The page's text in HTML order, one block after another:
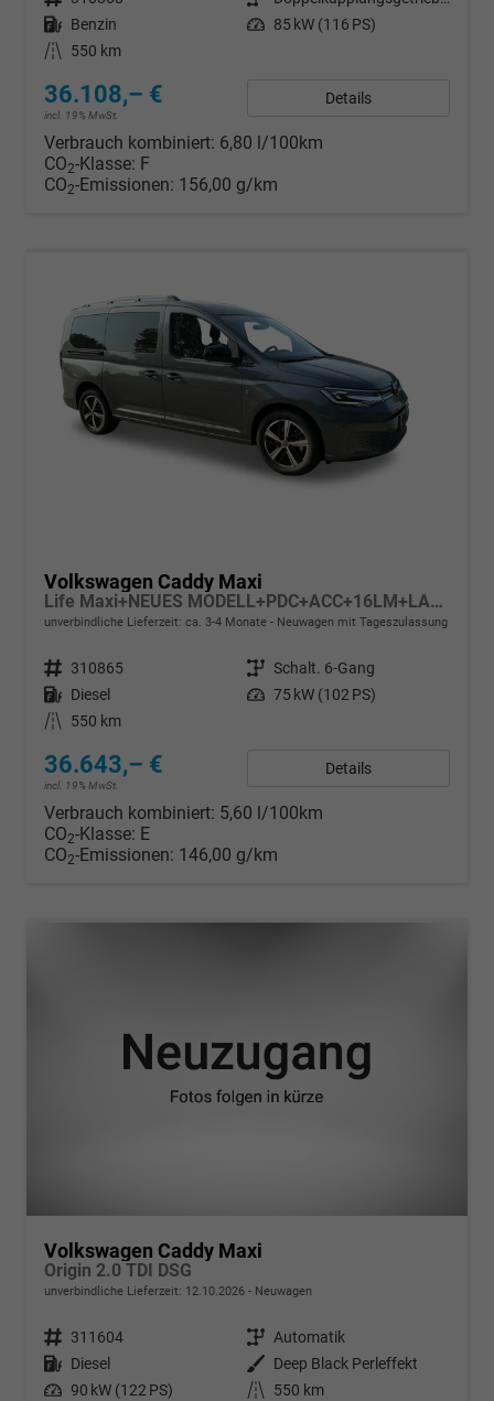
Kraftstoff Benzin Leistung 85 kW (116 PS)
Kilometerstand
550 km
36.108,– €
incl. 19% MwSt.
Details
Verbrauch kombiniert: 6,80 l/100km
CO2-Klasse: F
CO2-Emissionen: 156,00 g/km
Volkswagen Caddy Maxi
Life Maxi+NEUES MODELL+PDC+ACC+16LM+LANE ASSIST
unverbindliche Lieferzeit: ca. 3-4 Monate Neuwagen mit Tageszulassung
Fahrzeugnr. 310865 Getriebe Schalt. 6-Gang
Kraftstoff Diesel Leistung 75 kW (102 PS)
Kilometerstand
550 km
36.643,– €
incl. 19% MwSt.
Details
Verbrauch kombiniert: 5,60 l/100km
CO2-Klasse: E
CO2-Emissionen: 146,00 g/km
Volkswagen Caddy Maxi
Origin 2.0 TDI DSG
unverbindliche Lieferzeit: 12.10.2026 Neuwagen
Fahrzeugnr. 311604 Getriebe Automatik
Kraftstoff Diesel Außenfarbe
Deep Black Perleffekt
Leistung 90 kW (122 PS) Kilometerstand 550 km